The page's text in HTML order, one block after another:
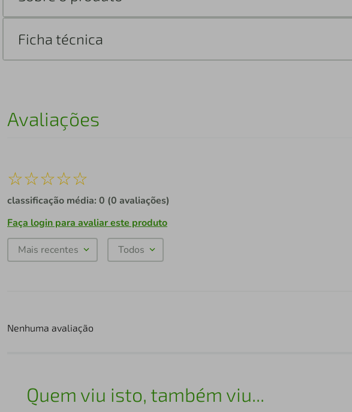
Ficha técnica
Avaliações
☆☆☆☆☆
classificação média: 0 (0 avaliações)
Faça login para avaliar este produto
Mais recentes Todos
Nenhuma avaliação
Quem viu isto, também viu...